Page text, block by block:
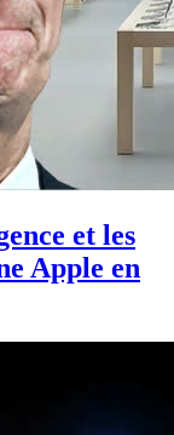
et les
Apple en